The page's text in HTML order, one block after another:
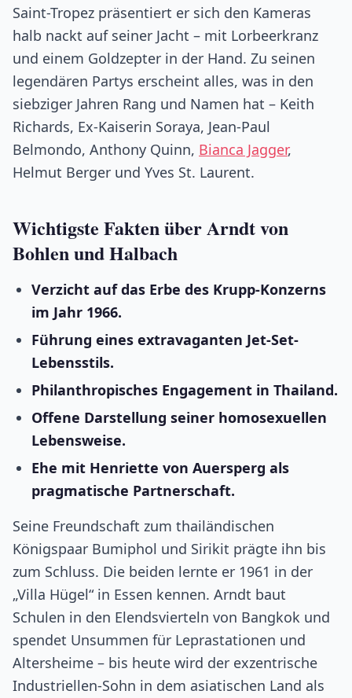
Saint-Tropez präsentiert er sich den Kameras
halb nackt auf seiner Jacht – mit Lorbeerkranz
und einem Goldzepter in der Hand. Zu seinen
legendären Partys erscheint alles, was in den
siebziger Jahren Rang und Namen hat – Keith
Richards, Ex-Kaiserin Soraya, Jean-Paul
Belmondo, Anthony Quinn, Bianca Jagger,
Helmut Berger und Yves St. Laurent.
Wichtigste Fakten über Arndt von
Bohlen und Halbach
Verzicht auf das Erbe des Krupp-Konzerns
im Jahr 1966.
Führung eines extravaganten Jet-Set-
Lebensstils.
Philanthropisches Engagement in Thailand.
Offene Darstellung seiner homosexuellen
Lebensweise.
Ehe mit Henriette von Auersperg als
pragmatische Partnerschaft.
Seine Freundschaft zum thailändischen
Königspaar Bumiphol und Sirikit prägte ihn bis
zum Schluss. Die beiden lernte er 1961 in der
„Villa Hügel“ in Essen kennen. Arndt baut
Schulen in den Elendsvierteln von Bangkok und
spendet Unsummen für Leprastationen und
Altersheime – bis heute wird der exzentrische
Industriellen-Sohn in dem asiatischen Land als